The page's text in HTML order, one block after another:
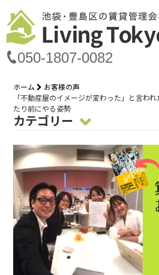
050-1807-0082
ホーム
お客様の声
「不動産屋のイメージが変わった」と言わ
たり前にやる姿勢
カテゴリー